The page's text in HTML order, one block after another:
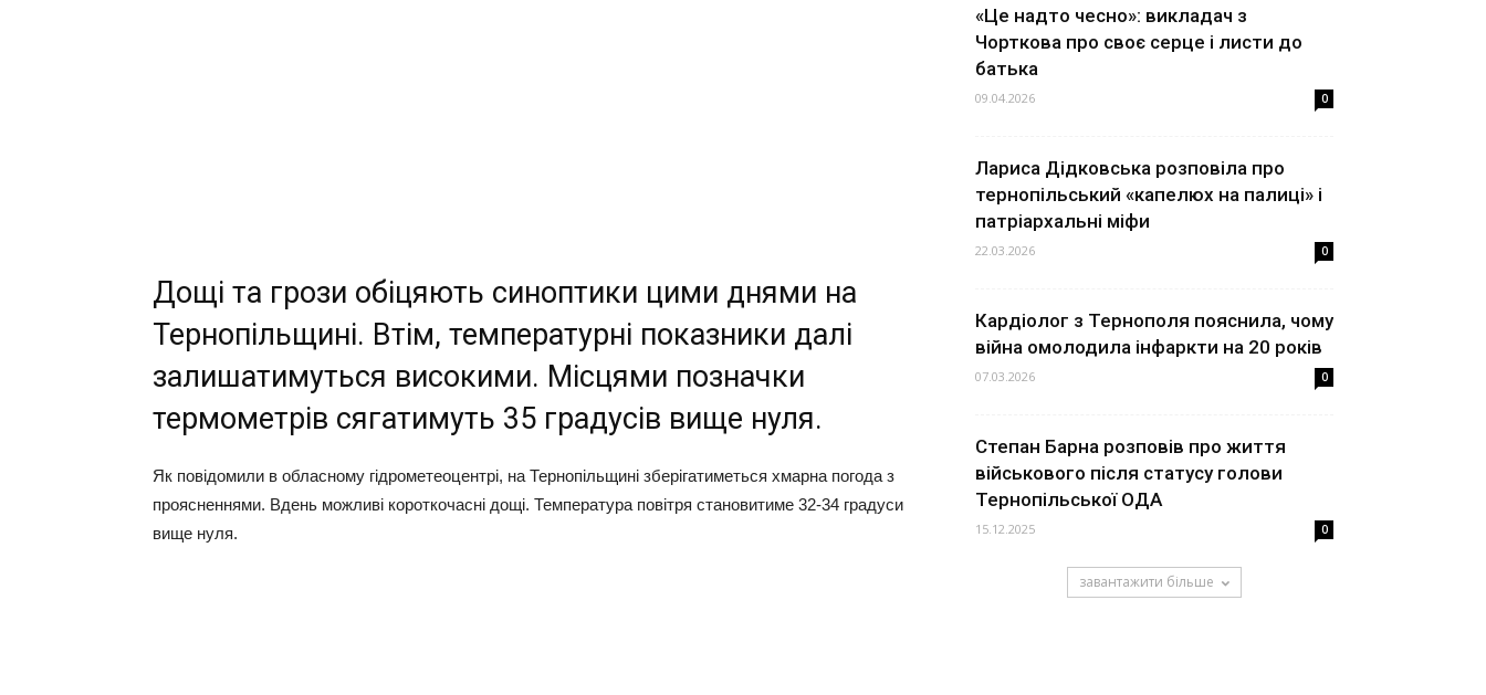
Дощі та грози обіцяють синоптики цими днями на
Тернопільщині. Втім, температурні показники далі
залишатимуться високими. Місцями позначки
термометрів сягатимуть 35 градусів вище нуля.
Як повідомили в обласному гідрометеоцентрі, на Тернопільщині зберігатиметься хмарна погода з
проясненнями. Вдень можливі короткочасні дощі. Температура повітря становитиме 32-34 градуси
вище нуля.
«Це надто чесно»: викладач з
Чорткова про своє серце і листи до
батька
09.04.2026 0
Лариса Дідковська розповіла про
тернопільський «капелюх на палиці» і
патріархальні міфи
22.03.2026 0
Кардіолог з Тернополя пояснила, чому
війна омолодила інфаркти на 20 років
07.03.2026 0
Степан Барна розповів про життя
військового після статусу голови
Тернопільської ОДА
15.12.2025 0
завантажити більше